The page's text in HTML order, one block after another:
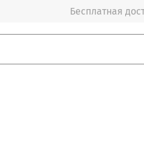
Бесплатная